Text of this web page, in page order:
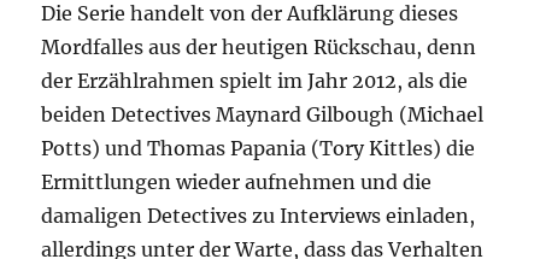
Die Serie handelt von der Aufklärung dieses
Mordfalles aus der heutigen Rückschau, denn
der Erzählrahmen spielt im Jahr 2012, als die
beiden Detectives Maynard Gilbough (Michael
Potts) und Thomas Papania (Tory Kittles) die
Ermittlungen wieder aufnehmen und die
damaligen Detectives zu Interviews einladen,
allerdings unter der Warte, dass das Verhalten